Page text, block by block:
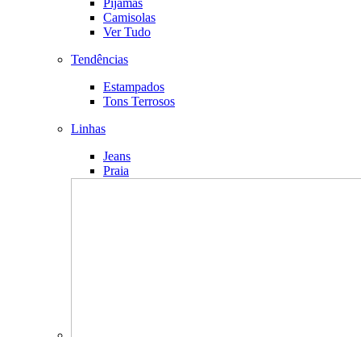
Camisolas
Ver Tudo
Tendências
Estampados
Tons Terrosos
Linhas
Jeans
Praia